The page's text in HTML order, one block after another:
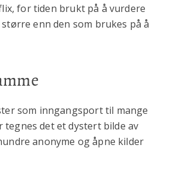
for tiden brukt på å vurdere
enn den som brukes på å
som inngangsport til mange
tegnes det et dystert bilde av
anonyme og åpne kilder